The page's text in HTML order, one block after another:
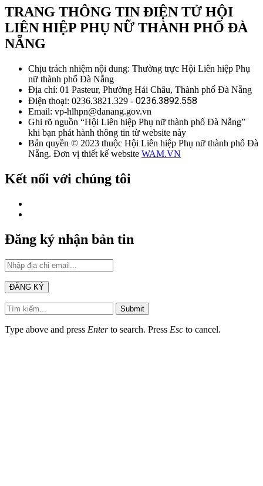
TRANG THÔNG TIN ĐIỆN TỬ HỘI
LIÊN HIỆP PHỤ NỮ THÀNH PHỐ ĐÀ
NẴNG
Chịu trách nhiệm nội dung: Thường trực Hội Liên hiệp Phụ
nữ thành phố Đà Nẵng
Địa chỉ: 01 Pasteur, Phường Hải Châu, Thành phố Đà Nẵng
Điện thoại: 0236.3821.329 - 0236.3892.558
Email: vp-hlhpn@danang.gov.vn
Ghi rõ nguồn “Hội Liên hiệp Phụ nữ thành phố Đà Nẵng”
khi bạn phát hành thông tin từ website này
Bản quyền © 2023 thuộc Hội Liên hiệp Phụ nữ thành phố Đà
Nẵng. Đơn vị thiết kế website WAM.VN
Kết nối với chúng tôi
Đăng ký nhận bản tin
Submit
Type above and press Enterto search. Press Esc to cancel.